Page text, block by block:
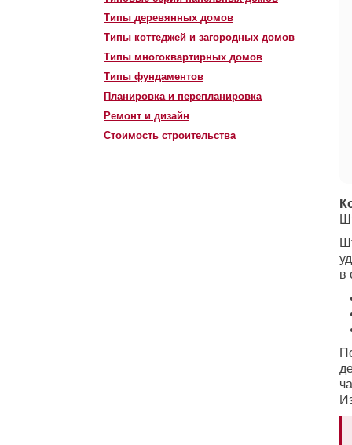
Типы деревянных домов
Типы коттеджей и загородных домов
Типы многоквартирных домов
Типы фундаментов
Планировка и перепланировка
Ремонт и дизайн
Стоимость строительства
в